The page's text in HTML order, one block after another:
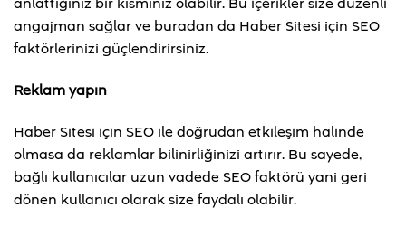
angajman sağlar ve buradan da Haber Sitesi için SEO
faktörlerinizi güçlendirirsiniz.
Reklam yapın
Haber Sitesi için SEO ile doğrudan etkileşim halinde
olmasa da reklamlar bilinirliğinizi artırır. Bu sayede,
bağlı kullanıcılar uzun vadede SEO faktörü yani geri
dönen kullanıcı olarak size faydalı olabilir.